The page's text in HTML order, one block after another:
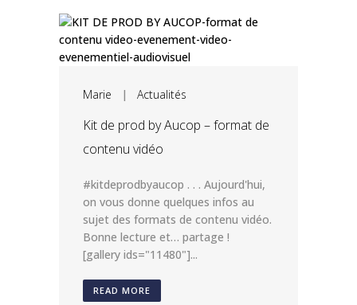
Marie | Actualités
Kit de prod by Aucop – format de
contenu vidéo
#kitdeprodbyaucop . . . Aujourd'hui,
on vous donne quelques infos au
sujet des formats de contenu vidéo.
Bonne lecture et… partage !
[gallery ids="11480"]...
READ MORE